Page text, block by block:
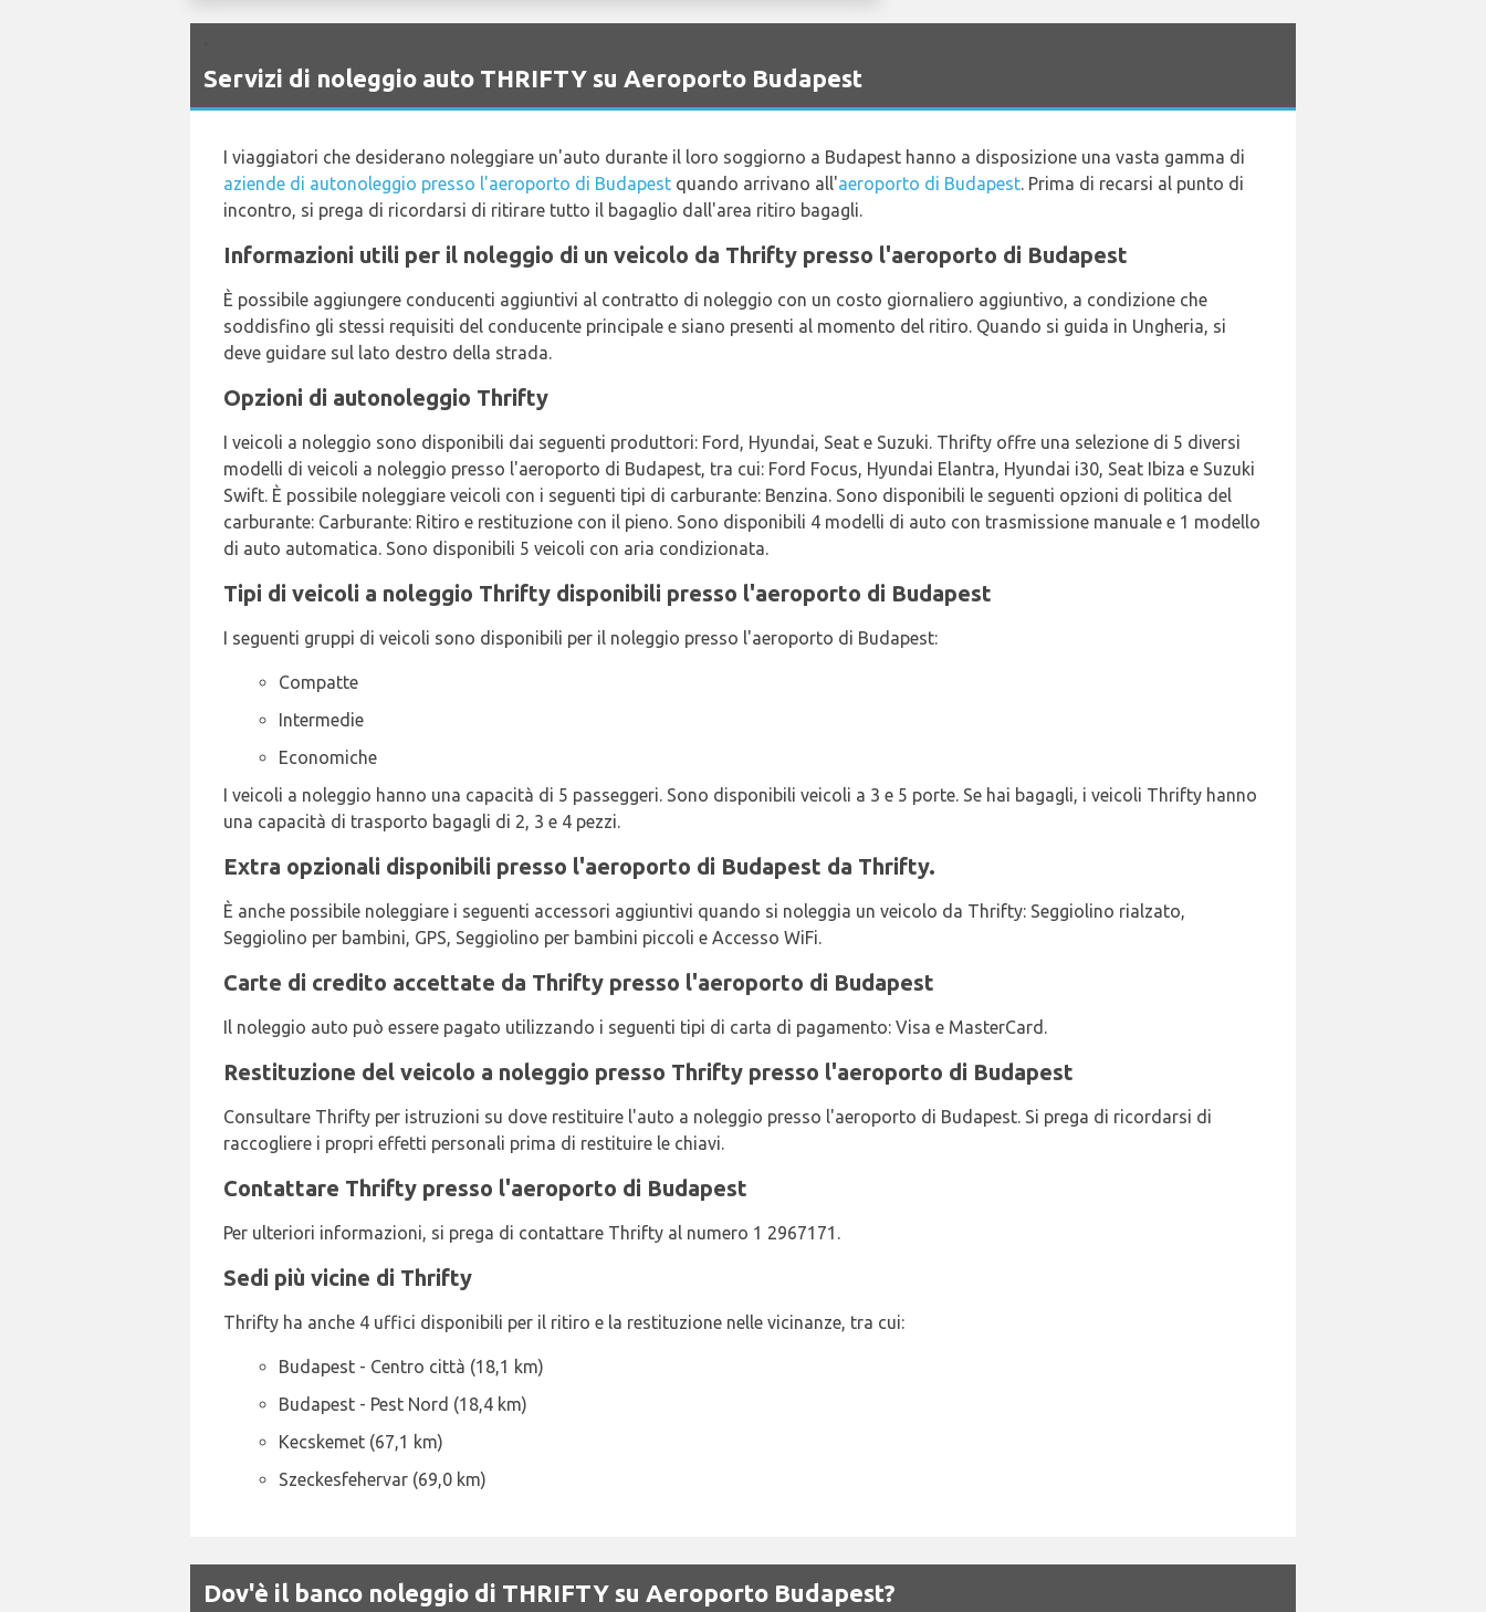
Servizi di noleggio auto THRIFTY su Aeroporto Budapest
I viaggiatori che desiderano noleggiare un'auto durante il loro soggiorno a Budapest hanno a disposizione una vasta gamma di
aziende di autonoleggio presso l'aeroporto di Budapest quando arrivano all'aeroporto di Budapest. Prima di recarsi al punto di
incontro, si prega di ricordarsi di ritirare tutto il bagaglio dall'area ritiro bagagli.
Informazioni utili per il noleggio di un veicolo da Thrifty presso l'aeroporto di Budapest
È possibile aggiungere conducenti aggiuntivi al contratto di noleggio con un costo giornaliero aggiuntivo, a condizione che
soddisfino gli stessi requisiti del conducente principale e siano presenti al momento del ritiro. Quando si guida in Ungheria, si
deve guidare sul lato destro della strada.
Opzioni di autonoleggio Thrifty
I veicoli a noleggio sono disponibili dai seguenti produttori: Ford, Hyundai, Seat e Suzuki. Thrifty offre una selezione di 5 diversi
modelli di veicoli a noleggio presso l'aeroporto di Budapest, tra cui: Ford Focus, Hyundai Elantra, Hyundai i30, Seat Ibiza e Suzuki
Swift. È possibile noleggiare veicoli con i seguenti tipi di carburante: Benzina. Sono disponibili le seguenti opzioni di politica del
carburante: Carburante: Ritiro e restituzione con il pieno. Sono disponibili 4 modelli di auto con trasmissione manuale e 1 modello
di auto automatica. Sono disponibili 5 veicoli con aria condizionata.
Tipi di veicoli a noleggio Thrifty disponibili presso l'aeroporto di Budapest
I seguenti gruppi di veicoli sono disponibili per il noleggio presso l'aeroporto di Budapest:
Compatte
Intermedie
Economiche
I veicoli a noleggio hanno una capacità di 5 passeggeri. Sono disponibili veicoli a 3 e 5 porte. Se hai bagagli, i veicoli Thrifty hanno
una capacità di trasporto bagagli di 2, 3 e 4 pezzi.
Extra opzionali disponibili presso l'aeroporto di Budapest da Thrifty.
È anche possibile noleggiare i seguenti accessori aggiuntivi quando si noleggia un veicolo da Thrifty: Seggiolino rialzato,
Seggiolino per bambini, GPS, Seggiolino per bambini piccoli e Accesso WiFi.
Carte di credito accettate da Thrifty presso l'aeroporto di Budapest
Il noleggio auto può essere pagato utilizzando i seguenti tipi di carta di pagamento: Visa e MasterCard.
Restituzione del veicolo a noleggio presso Thrifty presso l'aeroporto di Budapest
Consultare Thrifty per istruzioni su dove restituire l'auto a noleggio presso l'aeroporto di Budapest. Si prega di ricordarsi di
raccogliere i propri effetti personali prima di restituire le chiavi.
Contattare Thrifty presso l'aeroporto di Budapest
Per ulteriori informazioni, si prega di contattare Thrifty al numero 1 2967171.
Sedi più vicine di Thrifty
Thrifty ha anche 4 uffici disponibili per il ritiro e la restituzione nelle vicinanze, tra cui:
Budapest - Centro città (18,1 km)
Budapest - Pest Nord (18,4 km)
Kecskemet (67,1 km)
Szeckesfehervar (69,0 km)
Dov'è il banco noleggio di THRIFTY su Aeroporto Budapest?